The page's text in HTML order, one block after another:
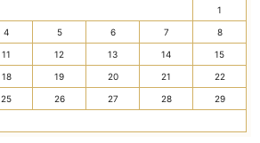
1
4 5 6 7 8
11 12 13 14 15
18 19 20 21 22
25 26 27 28 29